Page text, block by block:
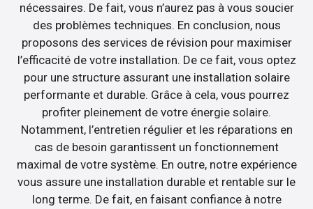
nécessaires. De fait, vous n’aurez pas à vous soucier
des problèmes techniques. En conclusion, nous
proposons des services de révision pour maximiser
l’efficacité de votre installation. De ce fait, vous optez
pour une structure assurant une installation solaire
performante et durable. Grâce à cela, vous pourrez
profiter pleinement de votre énergie solaire.
Notamment, l’entretien régulier et les réparations en
cas de besoin garantissent un fonctionnement
maximal de votre système. En outre, notre expérience
vous assure une installation durable et rentable sur le
long terme. De fait, en faisant confiance à notre